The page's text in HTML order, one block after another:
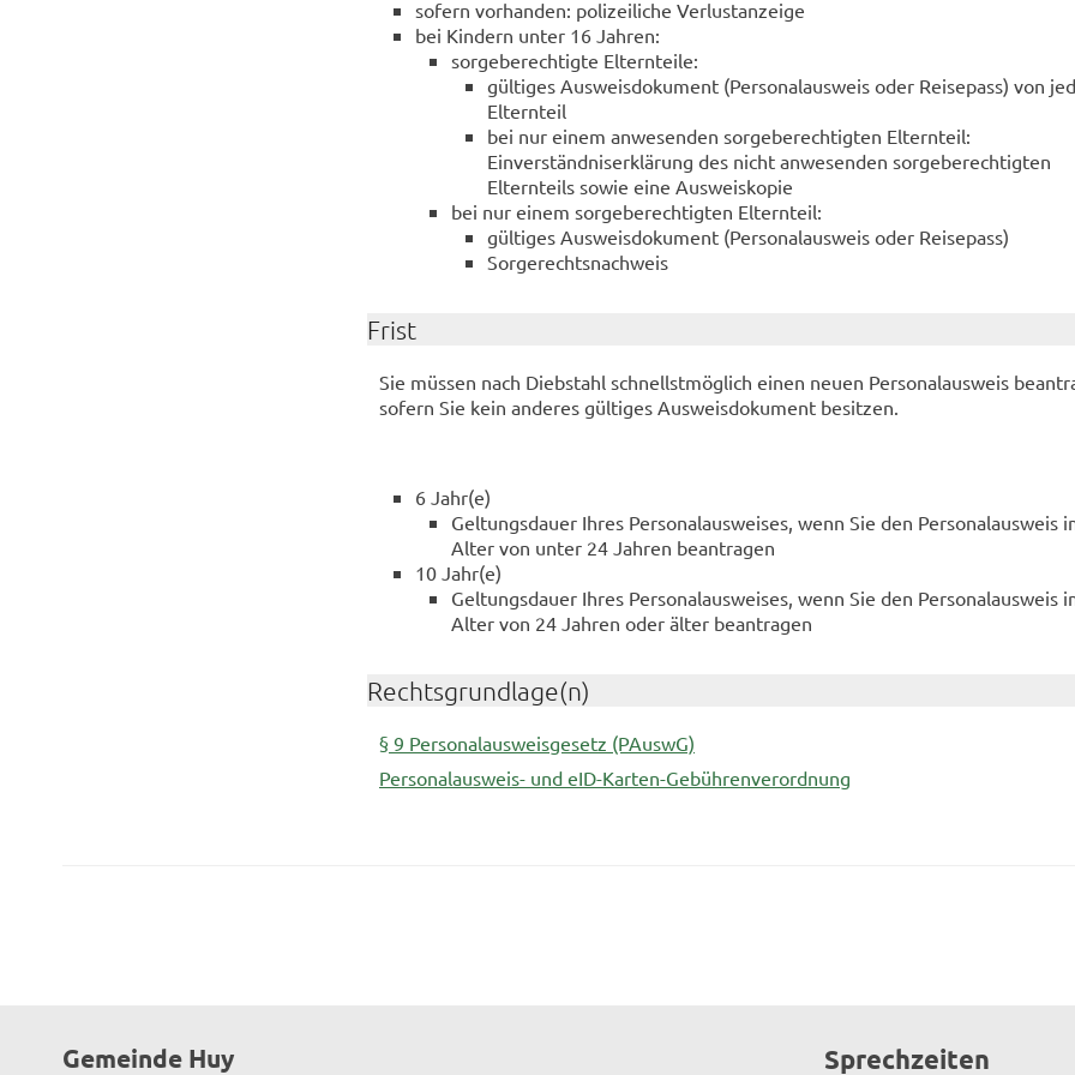
sofern vorhanden: polizeiliche Verlustanzeige
bei Kindern unter 16 Jahren:
sorgeberechtigte Elternteile:
gültiges Ausweisdokument (Personalausweis oder Reisepass) von
Elternteil
bei nur einem anwesenden sorgeberechtigten Elternteil:
Einverständniserklärung des nicht anwesenden sorgeberechtigten
Elternteils sowie eine Ausweiskopie
bei nur einem sorgeberechtigten Elternteil:
gültiges Ausweisdokument (Personalausweis oder Reisepass)
Sorgerechtsnachweis
Frist
Sie müssen nach Diebstahl schnellstmöglich einen neuen Personalausweis
sofern Sie kein anderes gültiges Ausweisdokument besitzen.
6 Jahr(e)
Geltungsdauer Ihres Personalausweises, wenn Sie den Personalausweis
Alter von unter 24 Jahren beantragen
10 Jahr(e)
Geltungsdauer Ihres Personalausweises, wenn Sie den Personalausweis
Alter von 24 Jahren oder älter beantragen
Rechtsgrundlage(n)
§ 9 Personalausweisgesetz (PAuswG)
Personalausweis- und eID-Karten-Gebührenverordnung
Gemeinde Huy Sprechzeiten